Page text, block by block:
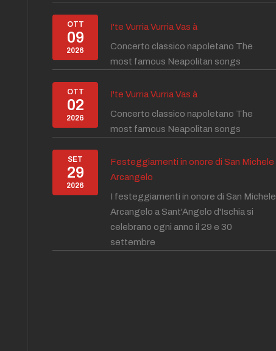
OTT
09
2026
I'te Vurria Vurria Vas à
Concerto classico napoletano The
most famous Neapolitan songs
OTT
02
2026
I'te Vurria Vurria Vas à
Concerto classico napoletano The
most famous Neapolitan songs
SET
29
2026
Festeggiamenti in onore di San Michele
Arcangelo
I festeggiamenti in onore di San Michele
Arcangelo a Sant'Angelo d'Ischia si
celebrano ogni anno il 29 e 30
settembre